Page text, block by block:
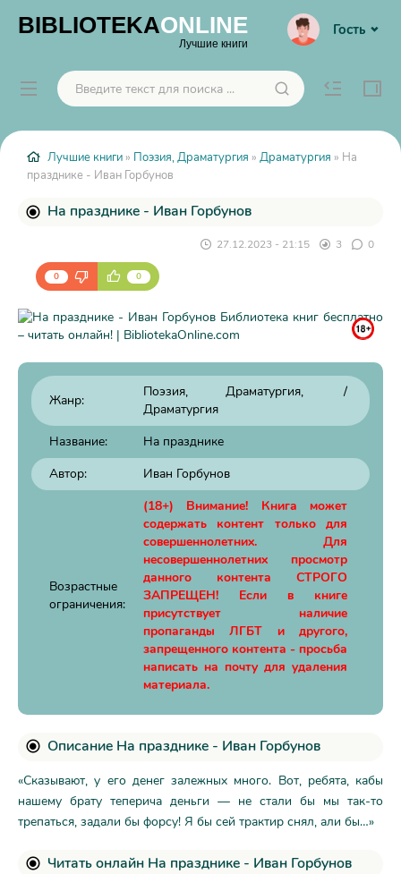
BIBLIOTEKAONLINE
Лучшие книги
Гость
Лучшие книги » Поэзия, Драматургия » Драматургия » На
празднике - Иван Горбунов
На празднике - Иван Горбунов
27.12.2023 - 21:15 3 0
0 0
Жанр:
Поэзия, Драматургия
/
Драматургия
Название:
На празднике
Автор:
Иван Горбунов
Возрастные
ограничения:
(18+) Внимание! Книга может
содержать контент только для
совершеннолетних. Для
несовершеннолетних просмотр
данного контента СТРОГО
ЗАПРЕЩЕН! Если в книге
присутствует наличие
пропаганды ЛГБТ и другого,
запрещенного контента - просьба
написать на почту для удаления
материала.
Описание На празднике - Иван Горбунов
«Сказывают, у его денег залежных много. Вот, ребята, кабы
нашему брату теперича деньги — не стали бы мы так-то
трепаться, задали бы форсу! Я бы сей трактир снял, али бы…»
Читать онлайн На празднике - Иван Горбунов